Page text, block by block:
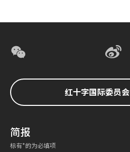
红十字国际委员
简报
标有*的为必填项